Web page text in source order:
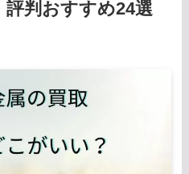
評判おすすめ24選